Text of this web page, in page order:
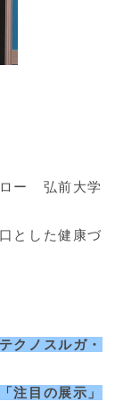
ー 弘前大学
とした健康づ
クノスルガ・
注目の展示」